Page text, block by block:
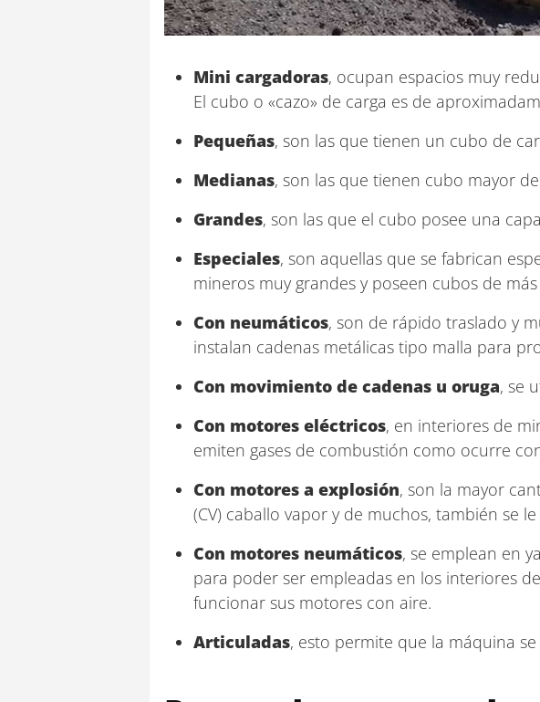
Mini cargadoras, ocupan espacios muy
El cubo o «cazo» de carga es de
Pequeñas, son las que tienen un cubo de
Medianas, son las que tienen cubo mayor
Grandes, son las que el cubo posee una
Especiales, son aquellas que se fabrican
mineros muy grandes y poseen cubos de
Con neumáticos, son de rápido traslado y
instalan cadenas metálicas tipo malla para
Con movimiento de cadenas u oruga, se
Con motores eléctricos, en interiores de
emiten gases de combustión como ocurre
Con motores a explosión, son la mayor
(CV) caballo vapor y de muchos, también se
Con motores neumáticos, se emplean en
para poder ser empleadas en los interiores
funcionar sus motores con aire.
Articuladas, esto permite que la máquina